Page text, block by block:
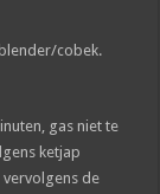
cobek.
gas niet te
ketjap
vervolgens de